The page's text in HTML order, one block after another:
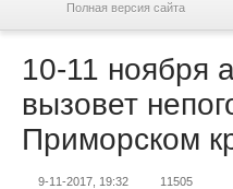
Полная версия сайта
10-11 ноября
вызовет
Приморском
9-11-2017, 19:32 11505